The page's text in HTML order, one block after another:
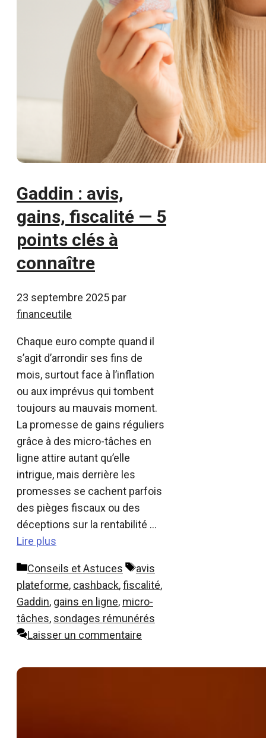
Gaddin : avis,
gains, fiscalité — 5
points clés à
connaître
23 septembre 2025 par
financeutile
Chaque euro compte quand il
s’agit d’arrondir ses fins de
mois, surtout face à l’inflation
ou aux imprévus qui tombent
toujours au mauvais moment.
La promesse de gains réguliers
grâce à des micro-tâches en
ligne attire autant qu’elle
intrigue, mais derrière les
promesses se cachent parfois
des pièges fiscaux ou des
déceptions sur la rentabilité …
Lire plus
Catégories
Conseils et Astuces Étiquettes
avis
plateforme, cashback,fiscalité,
Gaddin, gains en ligne, micro-
tâches, sondages rémunérés
Laisser un commentaire